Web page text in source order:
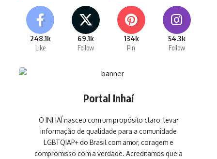
248.1k
Like
69.1k
Follow
134k
Pin
54.3k
Follow
Portal Inhaí
O INHAÍ nasceu com um propósito claro: levar
informação de qualidade para a comunidade
LGBTQIAP+ do Brasil com amor, coragem e
compromisso com a verdade. Acreditamos que a